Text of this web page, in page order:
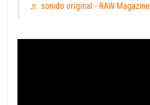
♬ sonido original - RAW Magazine